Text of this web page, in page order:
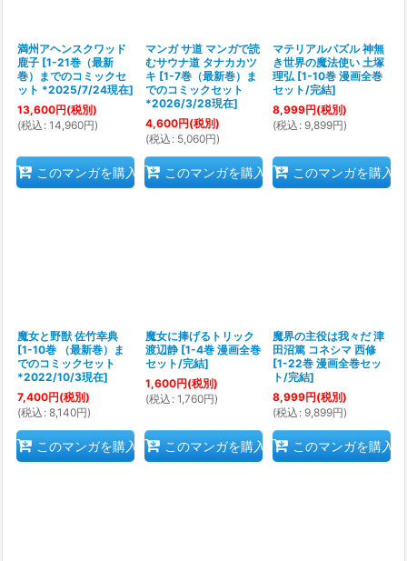
満州アヘンスクワッド
鹿子 [1-21巻（最新
巻）までのコミックセ
ット *2025/7/24現在]
13,600円(税別)
(税込 : 14,960円)
このマンガを購入
マンガ サ道 マンガで読
むサウナ道 タナカカツ
キ [1-7巻（最新巻）ま
でのコミックセット
*2026/3/28現在]
4,600円(税別)
(税込 : 5,060円)
このマンガを購入
マテリアルパズル 神無
き世界の魔法使い 土塚
理弘 [1-10巻 漫画全巻
セット/完結]
8,999円(税別)
(税込 : 9,899円)
このマンガを購入
魔女と野獣 佐竹幸典
[1-10巻 （最新巻）ま
でのコミックセット
*2022/10/3現在]
7,400円(税別)
(税込 : 8,140円)
このマンガを購入
魔女に捧げるトリック
渡辺静 [1-4巻 漫画全巻
セット/完結]
1,600円(税別)
(税込 : 1,760円)
このマンガを購入
魔界の主役は我々だ 津
田沼篤 コネシマ 西修
[1-22巻 漫画全巻セッ
ト/完結]
8,999円(税別)
(税込 : 9,899円)
このマンガを購入